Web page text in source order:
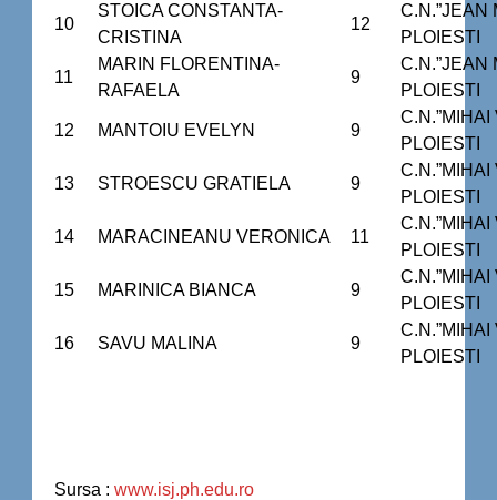
10
STOICA CONSTANTA-
CRISTINA
12
C.N.”JEAN
PLOIESTI
11
MARIN FLORENTINA-
RAFAELA
9
C.N.”JEAN
PLOIESTI
12 MANTOIU EVELYN 9
C.N.”MIHAI
PLOIESTI
13 STROESCU GRATIELA 9
C.N.”MIHAI
PLOIESTI
14 MARACINEANU VERONICA 11
C.N.”MIHAI
PLOIESTI
15 MARINICA BIANCA 9
C.N.”MIHAI
PLOIESTI
16 SAVU MALINA 9
C.N.”MIHAI
PLOIESTI
Sursa : www.isj.ph.edu.ro